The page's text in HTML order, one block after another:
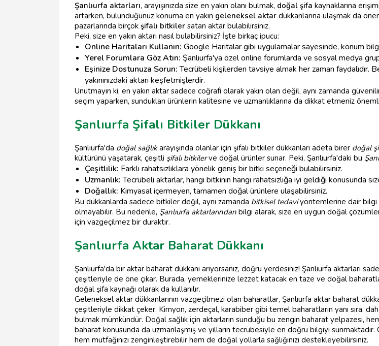
Şanlıurfa aktarları, arayışınızda size en yakın olanı bulmak, doğal şifa kaynaklarına
artarken, bulunduğunuz konuma en yakın geleneksel aktar dükkanlarına ulaşmak da
pazarlarında birçok şifalı bitkiler satan aktar bulabilirsiniz.
Peki, size en yakın aktarı nasıl bulabilirsiniz? İşte birkaç ipucu:
Online Haritaları Kullanın: Google Haritalar gibi uygulamalar sayesinde, konum
Yerel Forumlara Göz Atın: Şanlıurfa'ya özel online forumlarda ve sosyal medya
Eşinize Dostunuza Sorun:Tecrübeli kişilerden tavsiye almak her zaman faydalıdır.
yakınınızdaki aktarı keşfetmişlerdir.
Unutmayın ki, en yakın aktar sadece coğrafi olarak yakın olan değil, aynı zamanda
seçim yaparken, sundukları ürünlerin kalitesine ve uzmanlıklarına da dikkat etmeniz
Şanlıurfa Şifalı Bitkiler Dükkanı
Şanlıurfa'da doğal sağlıkarayışında olanlar için şifalı bitkiler dükkanları adeta birer doğal
kültürünü yaşatarak, çeşitli şifalı bitkilerve doğal ürünler sunar. Peki, Şanlıurfa'daki bu
Çeşitlilik: Farklı rahatsızlıklara yönelik geniş bir bitki seçeneği bulabilirsiniz.
Uzmanlık:Tecrübeli aktarlar, hangi bitkinin hangi rahatsızlığa iyi geldiği konusunda
Doğallık: Kimyasal içermeyen, tamamen doğal ürünlere ulaşabilirsiniz.
Bu dükkanlarda sadece bitkiler değil, aynı zamanda bitkisel tedaviyöntemlerine dair bilgi
olmayabilir. Bu nedenle, Şanlıurfa aktarlarından bilgi alarak, size en uygun doğal
için vazgeçilmez bir duraktır.
Şanlıurfa Aktar Baharat Dükkanı
Şanlıurfa'da bir aktar baharat dükkanı arıyorsanız, doğru yerdesiniz! Şanlıurfa aktarları
çeşitleriyle de öne çıkar. Burada, yemeklerinize lezzet katacak en taze ve doğal
doğal şifa kaynağı olarak da kullanılır.
Geleneksel aktar dükkanlarının vazgeçilmezi olan baharatlar, Şanlıurfa aktar baharat
çeşitleriyle dikkat çeker. Kimyon, zerdeçal, karabiber gibi temel baharatların yanı sıra,
bulmak mümkündür. Doğal sağlık için aktarların sunduğu bu zengin baharat yelpazesi,
baharat konusunda da uzmanlaşmış ve yılların tecrübesiyle en doğru bilgiyi
hem mutfağınızı zenginleştirebilir hem de doğal yollarla sağlığınızı destekleyebilirsiniz.